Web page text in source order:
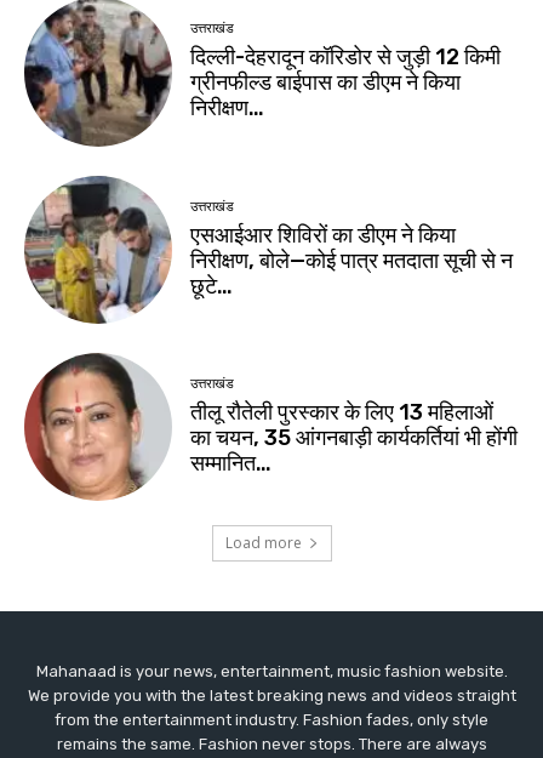
Mahanaad is your news, entertainment, music fashion website.
We provide you with the latest breaking news and videos straight
from the entertainment industry. Fashion fades, only style
remains the same. Fashion never stops. There are always